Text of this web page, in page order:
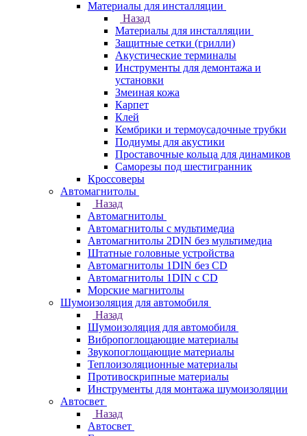
Материалы для инсталляции
Назад
Материалы для инсталляции
Защитные сетки (грилли)
Акустические терминалы
Инструменты для демонтажа и
установки
Змеиная кожа
Карпет
Клей
Кембрики и термоусадочные трубки
Подиумы для акустики
Проставочные кольца для динамиков
Саморезы под шестигранник
Кроссоверы
Автомагнитолы
Назад
Автомагнитолы
Автомагнитолы с мультимедиа
Автомагнитолы 2DIN без мультимедиа
Штатные головные устройства
Автомагнитолы 1DIN без CD
Автомагнитолы 1DIN с CD
Морские магнитолы
Шумоизоляция для автомобиля
Назад
Шумоизоляция для автомобиля
Вибропоглощающие материалы
Звукопоглощающие материалы
Теплоизоляционные материалы
Противоскрипные материалы
Инструменты для монтажа шумоизоляции
Автосвет
Назад
Автосвет